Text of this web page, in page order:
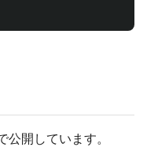
開しています。